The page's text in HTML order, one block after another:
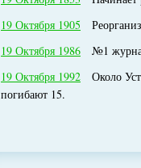
19 Октября 1905
19 Октября 1986 №1
19 Октября 1992 Около
погибают 15.